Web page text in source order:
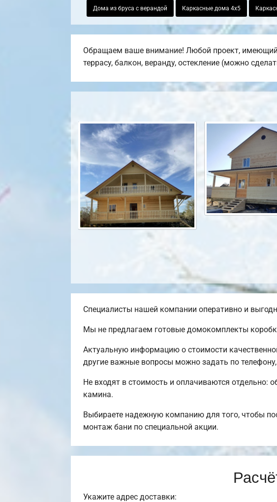
Дома из бруса с верандой Каркасные дома 4х5
Обращаем ваше внимание! Любой проект,
террасу, балкон, веранду, остекление (можно
Специалисты нашей компании оперативно и
Мы не предлагаем готовые домокомплекты
Актуальную информацию о стоимости
другие важные вопросы можно задать по
Не входят в стоимость и оплачиваются отдельно:
камина.
Выбираете надежную компанию для того, чтобы
монтаж бани по специальной акции.
Укажите адрес доставки: